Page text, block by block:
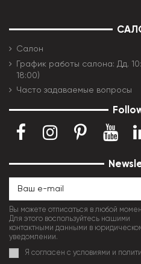
Салон
График работы салона: Дд.
18:00)
Часто задаваемые вопросы
Вы можете отписаться в любой
Для этого воспользуйтесь нашими
контактными данными в
уведомлении.
Я согласен с условиями и